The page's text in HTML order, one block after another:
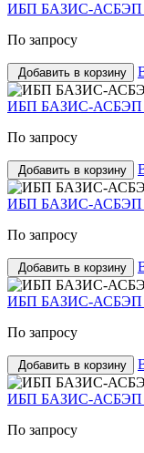
ИБП БАЗИС-АСБЭП
По запросу
Добавить в корзину
ИБП БАЗИС-АСБЭП
По запросу
Добавить в корзину
ИБП БАЗИС-АСБЭП
По запросу
Добавить в корзину
ИБП БАЗИС-АСБЭП
По запросу
Добавить в корзину
ИБП БАЗИС-АСБЭП
По запросу